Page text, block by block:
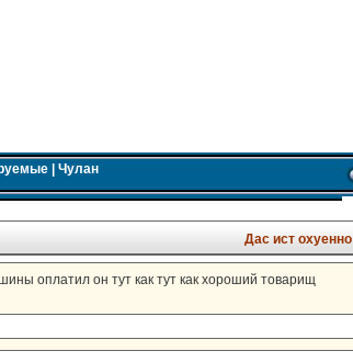
| Чулан
Дас ист охуенно
оплатил он тут как тут как хороший товарищ